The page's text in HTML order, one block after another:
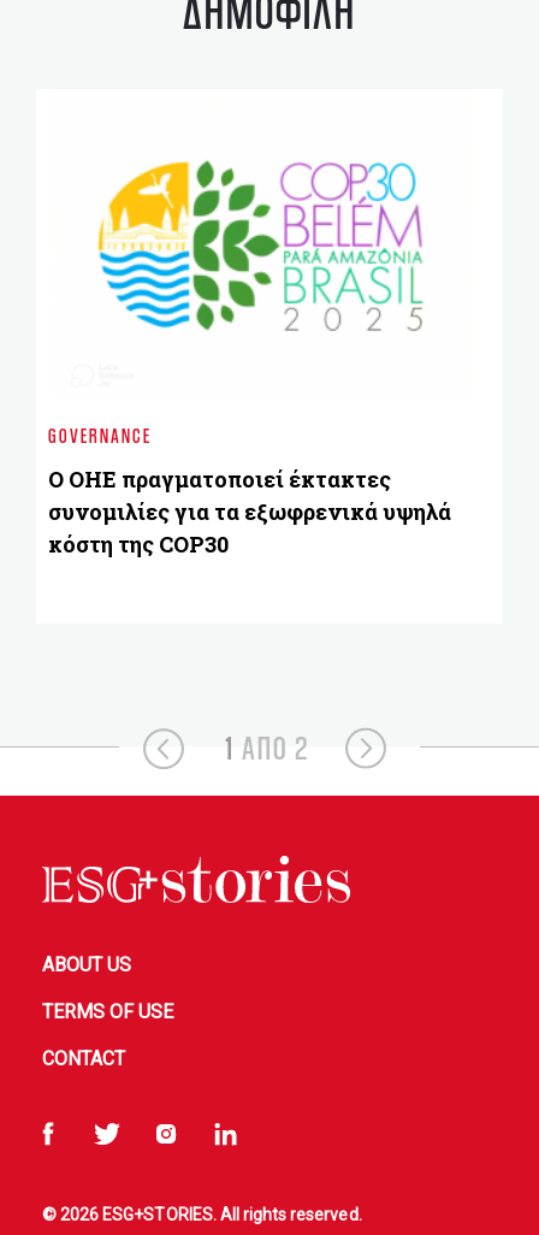
GOVERNANCE
Ο ΟΗΕ πραγματοποιεί έκτακτες
συνομιλίες για τα εξωφρενικά υψηλά
κόστη της COP30
1 ΑΠΟ 2
ABOUT US
TERMS OF USE
CONTACT
© 2026 ESG+STORIES. All rights reserved.